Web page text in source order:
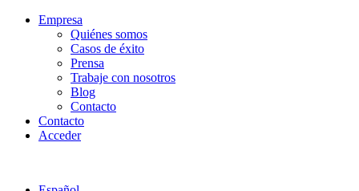
Empresa
Quiénes somos
Casos de éxito
Prensa
Trabaje con nosotros
Blog
Contacto
Contacto
Acceder